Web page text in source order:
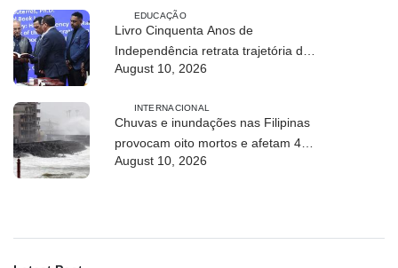
EDUCAÇÃO
Livro Cinquenta Anos de
Independência retrata trajetória de
Timor-Leste
August 10, 2026
INTERNACIONAL
Chuvas e inundações nas Filipinas
provocam oito mortos e afetam 486
mil pessoas
August 10, 2026